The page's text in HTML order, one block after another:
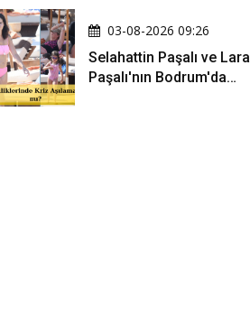
03-08-2026 09:26
Selahattin Paşalı ve Lara
Paşalı'nın Bodrum'da